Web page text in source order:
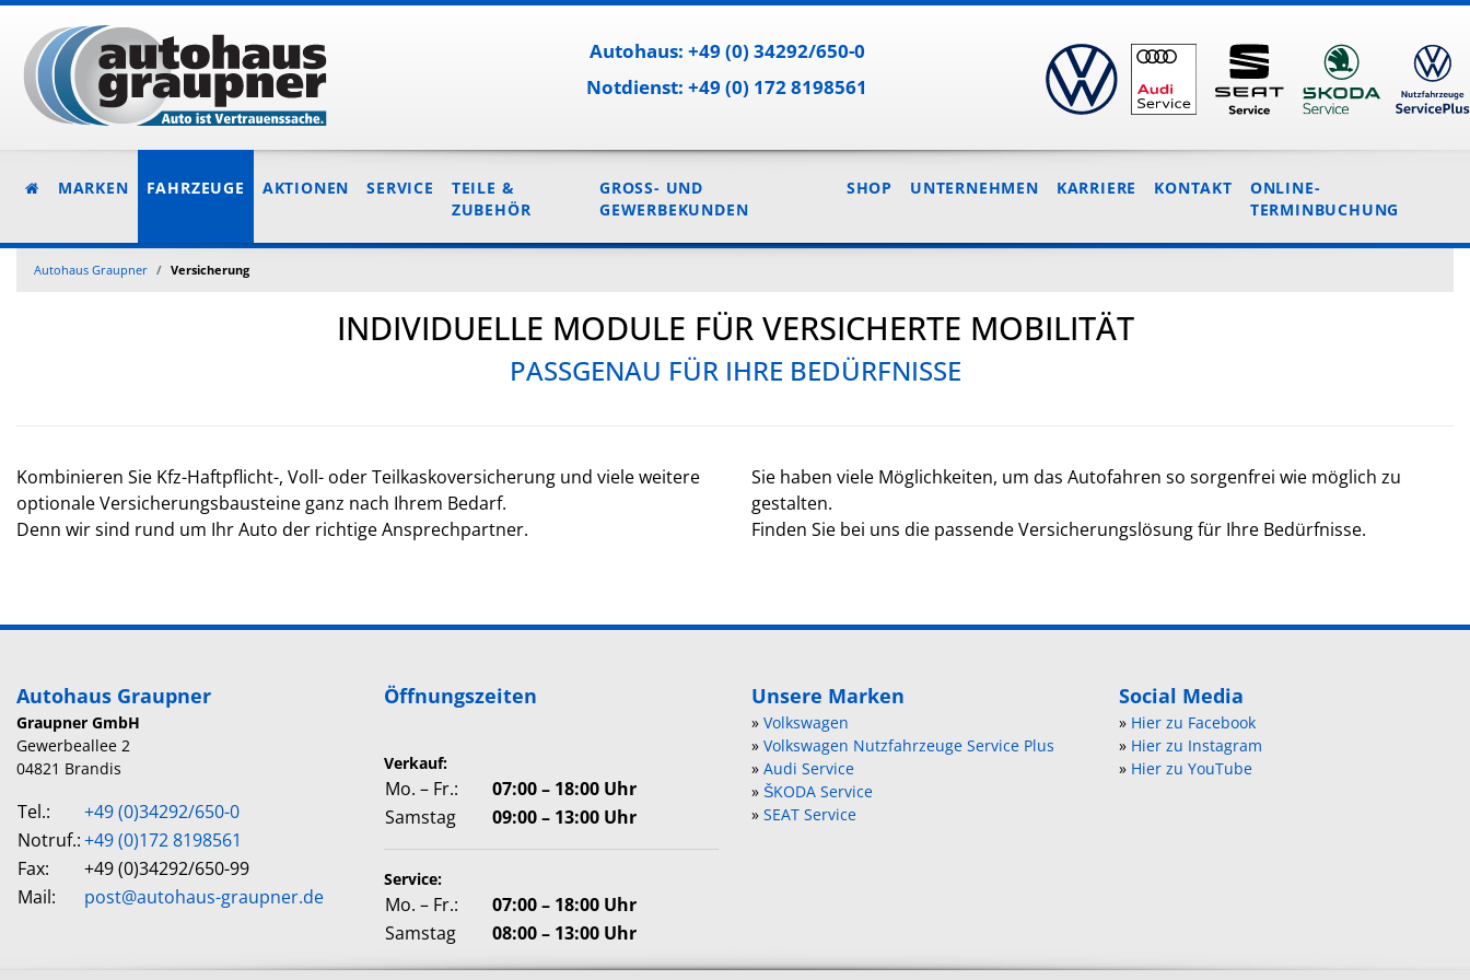
Autohaus: +49 (0) 34292/650-0
Notdienst: +49 (0) 172 8198561
MARKEN FAHRZEUGE AKTIONEN SERVICE
TEILE &
ZUBEHÖR
GROSS- UND G
EWERBEKUNDEN
SHOP UNTERNEHMEN KARRIERE KONTAKT
ONLINE-
TERMINBUCHUNG
Autohaus Graupner Versicherung
INDIVIDUELLE MODULE FÜR VERSICHERTE MOBILITÄT
PASSGENAU FÜR IHRE BEDÜRFNISSE
Kombinieren Sie Kfz-Haftpflicht-, Voll- oder Teilkaskoversicherung und viele weitere
optionale Versicherungsbausteine ganz nach Ihrem Bedarf.
Denn wir sind rund um Ihr Auto der richtige Ansprechpartner.
Sie haben viele Möglichkeiten, um das Autofahren so sorgenfrei wie möglich zu
gestalten.
Finden Sie bei uns die passende Versicherungslösung für Ihre Bedürfnisse.
Autohaus Graupner
Graupner GmbH
Gewerbeallee 2
04821 Brandis
Tel.:
+49 (0)34292/650-0
Notruf.:+49 (0)172 8198561
Fax:
+49 (0)34292/650-99
Mail:
post@autohaus-graupner.de
Öffnungszeiten
Verkauf:
Mo. – Fr.:
07:00 – 18:00 Uhr
Samstag
09:00 – 13:00 Uhr
Service:
Mo. – Fr.:
07:00 – 18:00 Uhr
Samstag
08:00 – 13:00 Uhr
Unsere Marken
» Volkswagen
» Volkswagen Nutzfahrzeuge Service Plus
» Audi Service
» ŠKODA Service
» SEAT Service
Social Media
» Hier zu Facebook
» Hier zu Instagram
» Hier zu YouTube